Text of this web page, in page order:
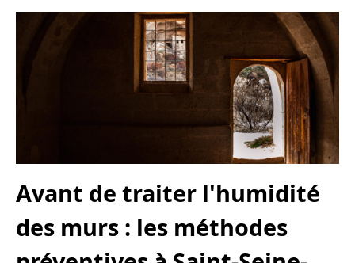
Avant de traiter l'humidité
des murs : les méthodes